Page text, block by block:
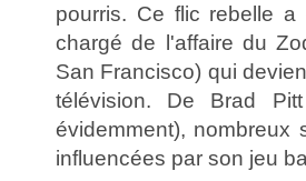
pourris. Ce flic rebelle
chargé de l'affaire du
San Francisco) qui
télévision. De Brad
évidemment), nombreux
influencées par son jeu